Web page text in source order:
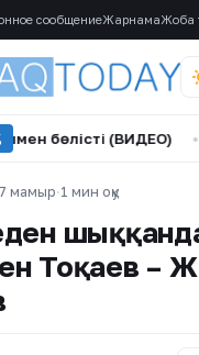
сообщениеЖарнамаЖоба
(ВИДЕО) • Айгүл
мамыр·1 мин оқу
шыққанда
Тоқаев –